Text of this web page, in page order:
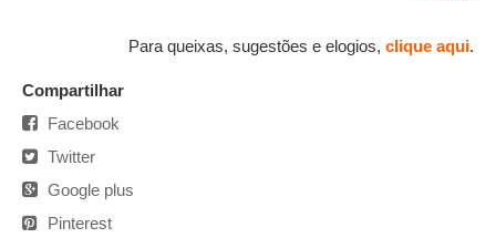
Para queixas, sugestões e elogios, clique aqui.
Compartilhar
Facebook
Twitter
Google plus
Pinterest